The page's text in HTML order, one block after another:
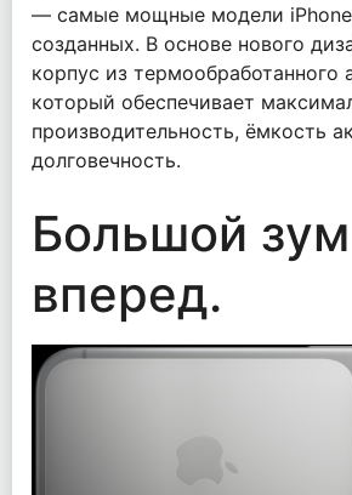
— самые мощные модели iPhone
созданных. В основе нового
корпус из термообработанного
который обеспечивает
производительность, ёмкость
долговечность.
Большой зум
вперед.